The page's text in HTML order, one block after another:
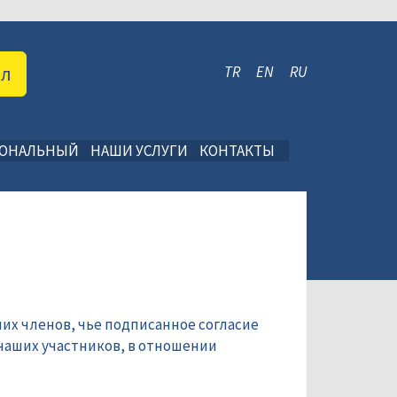
TR EN RU
НАШИ УСЛУГИ КОНТАКТЫ
членов, чье подписанное согласие
участников, в отношении